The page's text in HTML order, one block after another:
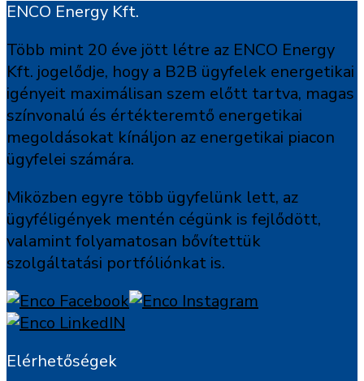
ENCO Energy Kft.
Több mint 20 éve jött létre az ENCO Energy
Kft. jogelődje, hogy a B2B ügyfelek energetikai
igényeit maximálisan szem előtt tartva, magas
színvonalú és értékteremtő energetikai
megoldásokat kínáljon az energetikai piacon
ügyfelei számára.
Miközben egyre több ügyfelünk lett, az
ügyféligények mentén cégünk is fejlődött,
valamint folyamatosan bővítettük
szolgáltatási portfóliónkat is.
Elérhetőségek